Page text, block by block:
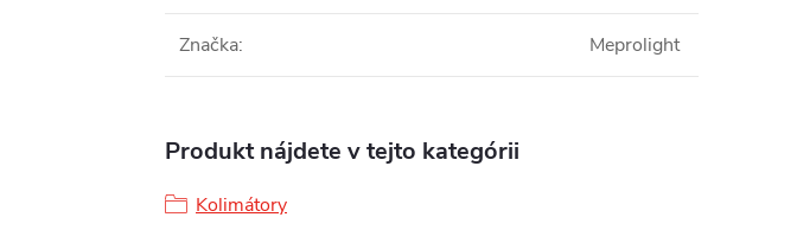
Značka: Meprolight
Produkt nájdete v tejto kategórii
Kolimátory